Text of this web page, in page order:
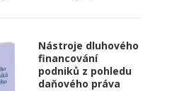
Nástroje dluhového
financování
podniků z pohledu
daňového práva